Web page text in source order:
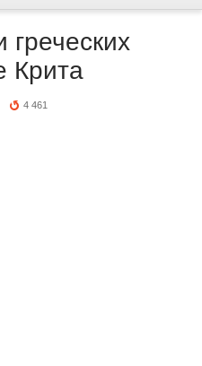
греческих
Крита
4 461